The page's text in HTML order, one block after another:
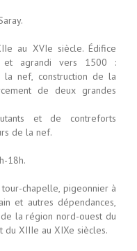
au XVIe siècle. Édifice
et agrandi vers 1500 :
la nef, construction de la
de deux grandes
et de contreforts
de la nef.
18h.
chapelle, pigeonnier à
et autres dépendances,
la région nord-ouest du
du XIIIe au XIXe siècles.